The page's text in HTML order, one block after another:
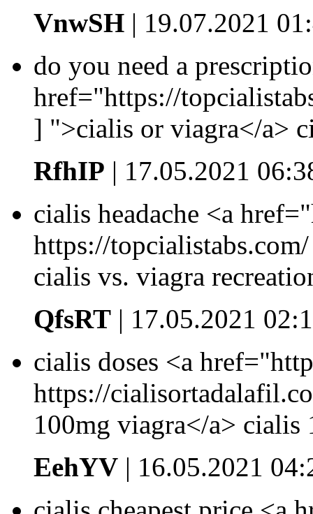
VnwSH | 19.07.2021
do you need a
href="https://
] ">cialis or viagra</a>
RfhIP | 17.05.2021
cialis headache <a
https://
cialis vs. viagra
QfsRT | 17.05.2021
cialis doses <a
https://
100mg viagra</a> cialis
EehYV | 16.05.2021